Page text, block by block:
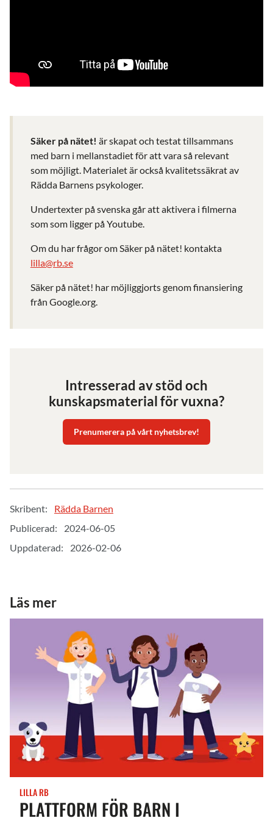
Säker på nätet! är skapat och testat tillsammans
med barn i mellanstadiet för att vara så relevant
som möjligt. Materialet är också kvalitetssäkrat av
Rädda Barnens psykologer.
Undertexter på svenska går att aktivera i filmerna
som som ligger på Youtube.
Om du har frågor om Säker på nätet! kontakta
lilla@rb.se
Säker på nätet! har möjliggjorts genom finansiering
från Google.org.
Intresserad av stöd och
kunskapsmaterial för vuxna?
Prenumerera på vårt nyhetsbrev!
Skribent:
Rädda Barnen
Publicerad:
2024-06-05
Uppdaterad:
2026-02-06
Läs mer
PLATTFORM FÖR BARN I
LILLA RB